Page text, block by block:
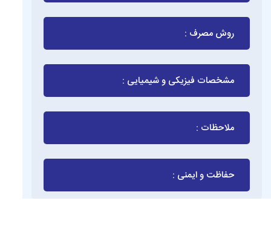
روش مصرف :
مشخصات فیزیکی و شیمیایی :
ملاحظات :
حفاظت و ایمنی :